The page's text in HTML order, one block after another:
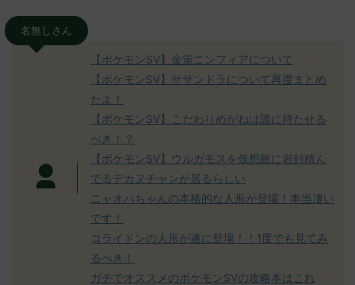
名無しさん
【ポケモンSV】金策ニンフィアについて
【ポケモンSV】サザンドラについて再度まとめ
たよ！
【ポケモンSV】こだわりめがねは誰に持たせる
べき！？
【ポケモンSV】ウルガモスを仮想敵に岩封積ん
でるデカヌチャンが居るらしい
ニャオハちゃんの本格的な人形が登場！本当凄い
です！
コライドンの人形が遂に登場！！1度でも見てみ
るべき！
ガチでオススメのポケモンSVの攻略本はこれ